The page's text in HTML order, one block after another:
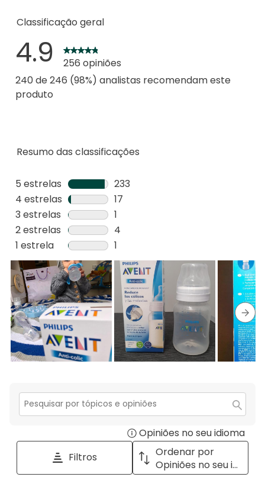
Resumo das classificações
5 estrelas estrelas
233
233
análises
com
5
4 estrelas estrelas
17
17
análises
com
estrelas.
3 estrelas estrelas
1
1
análise
com
estrelas.
2 estrelas estrelas
4
4
análises
com
estrelas.
1 estrela estrelas
1
1
análise
com
estrela.
Classificação geral
4.9
256 opiniões
240 de 246 (98%) analistas recomendam este
produto
Secção
Opiniões no seu idioma
a
with
Filtros
Ordenar por
Opiniões no seu idioma